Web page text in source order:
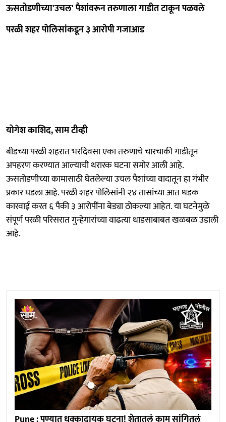
ऊसतोडणीच्या'उचल' पैशांवरून तरुणाला गाडीत टाकून पळवले
परळी शहर पोलिसांकडून ३ आरोपी गजाआड
योगेश काशिद, साम टीव्ही
बीडच्या परळी शहरात भरदिवसा एका तरुणाचे चारचाकी गाडीतून
अपहरण करण्यात आल्याची थरारक घटना समोर आली आहे.
ऊसतोडणीच्या कामासाठी घेतलेल्या उचल पैशांच्या वादातून हा गंभीर
प्रकार घडला आहे. परळी शहर पोलिसांनी २४ तासांच्या आत धडक
कारवाई करत ६ पैकी ३ आरोपींना बेड्या ठोकल्या आहेत. या घटनेमुळे
संपूर्ण परळी परिसरात गुन्हेगारांच्या वाढत्या धाडसाबाबत खळबळ उडाली
आहे.